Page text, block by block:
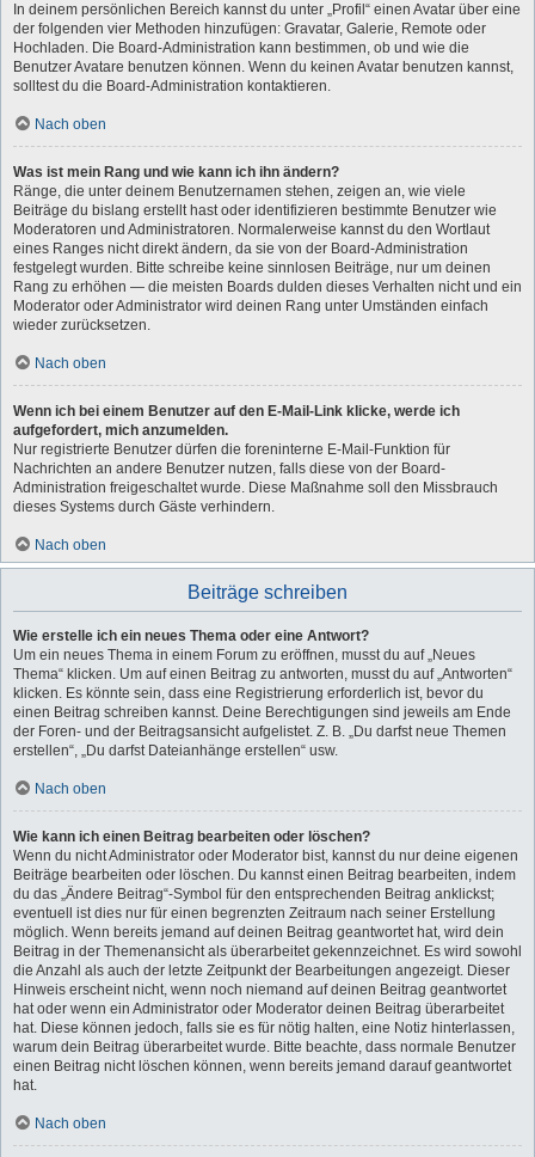
In deinem persönlichen Bereich kannst du unter „Profil“ einen Avatar über eine
der folgenden vier Methoden hinzufügen: Gravatar, Galerie, Remote oder
Hochladen. Die Board-Administration kann bestimmen, ob und wie die
Benutzer Avatare benutzen können. Wenn du keinen Avatar benutzen kannst,
solltest du die Board-Administration kontaktieren.
Nach oben
Was ist mein Rang und wie kann ich ihn ändern?
Ränge, die unter deinem Benutzernamen stehen, zeigen an, wie viele
Beiträge du bislang erstellt hast oder identifizieren bestimmte Benutzer wie
Moderatoren und Administratoren. Normalerweise kannst du den Wortlaut
eines Ranges nicht direkt ändern, da sie von der Board-Administration
festgelegt wurden. Bitte schreibe keine sinnlosen Beiträge, nur um deinen
Rang zu erhöhen — die meisten Boards dulden dieses Verhalten nicht und ein
Moderator oder Administrator wird deinen Rang unter Umständen einfach
wieder zurücksetzen.
Nach oben
Wenn ich bei einem Benutzer auf den E-Mail-Link klicke, werde ich
aufgefordert, mich anzumelden.
Nur registrierte Benutzer dürfen die foreninterne E-Mail-Funktion für
Nachrichten an andere Benutzer nutzen, falls diese von der Board-
Administration freigeschaltet wurde. Diese Maßnahme soll den Missbrauch
dieses Systems durch Gäste verhindern.
Nach oben
Beiträge schreiben
Wie erstelle ich ein neues Thema oder eine Antwort?
Um ein neues Thema in einem Forum zu eröffnen, musst du auf „Neues
Thema“ klicken. Um auf einen Beitrag zu antworten, musst du auf „Antworten“
klicken. Es könnte sein, dass eine Registrierung erforderlich ist, bevor du
einen Beitrag schreiben kannst. Deine Berechtigungen sind jeweils am Ende
der Foren- und der Beitragsansicht aufgelistet. Z. B. „Du darfst neue Themen
erstellen“, „Du darfst Dateianhänge erstellen“ usw.
Nach oben
Wie kann ich einen Beitrag bearbeiten oder löschen?
Wenn du nicht Administrator oder Moderator bist, kannst du nur deine eigenen
Beiträge bearbeiten oder löschen. Du kannst einen Beitrag bearbeiten, indem
du das „Ändere Beitrag“-Symbol für den entsprechenden Beitrag anklickst;
eventuell ist dies nur für einen begrenzten Zeitraum nach seiner Erstellung
möglich. Wenn bereits jemand auf deinen Beitrag geantwortet hat, wird dein
Beitrag in der Themenansicht als überarbeitet gekennzeichnet. Es wird sowohl
die Anzahl als auch der letzte Zeitpunkt der Bearbeitungen angezeigt. Dieser
Hinweis erscheint nicht, wenn noch niemand auf deinen Beitrag geantwortet
hat oder wenn ein Administrator oder Moderator deinen Beitrag überarbeitet
hat. Diese können jedoch, falls sie es für nötig halten, eine Notiz hinterlassen,
warum dein Beitrag überarbeitet wurde. Bitte beachte, dass normale Benutzer
einen Beitrag nicht löschen können, wenn bereits jemand darauf geantwortet
hat.
Nach oben